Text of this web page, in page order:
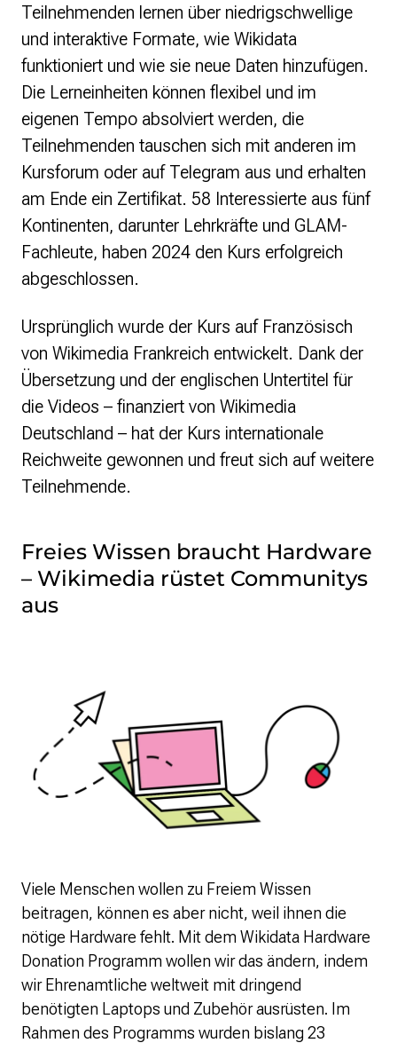
Teilnehmenden lernen über niedrigschwellige
und interaktive Formate, wie Wikidata
funktioniert und wie sie neue Daten hinzufügen.
Die Lerneinheiten können flexibel und im
eigenen Tempo absolviert werden, die
Teilnehmenden tauschen sich mit anderen im
Kursforum oder auf Telegram aus und erhalten
am Ende ein Zertifikat. 58 Interessierte aus fünf
Kontinenten, darunter Lehrkräfte und GLAM-
Fachleute, haben 2024 den Kurs erfolgreich
abgeschlossen.
Ursprünglich wurde der Kurs auf Französisch
von Wikimedia Frankreich entwickelt. Dank der
Übersetzung und der englischen Untertitel für
die Videos – finanziert von Wikimedia
Deutschland – hat der Kurs internationale
Reichweite gewonnen und freut sich auf weitere
Teilnehmende.
Freies Wissen braucht Hardware
– Wikimedia rüstet Communitys
aus
Viele Menschen wollen zu Freiem Wissen
beitragen, können es aber nicht, weil ihnen die
nötige Hardware fehlt. Mit dem Wikidata Hardware
Donation Programm wollen wir das ändern, indem
wir Ehrenamtliche weltweit mit dringend
benötigten Laptops und Zubehör ausrüsten. Im
Rahmen des Programms wurden bislang 23